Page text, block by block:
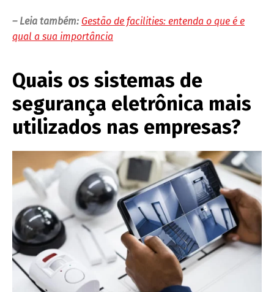
– Leia também: Gestão de facilities: entenda o que é e
qual a sua importância
Quais os sistemas de
segurança eletrônica mais
utilizados nas empresas?